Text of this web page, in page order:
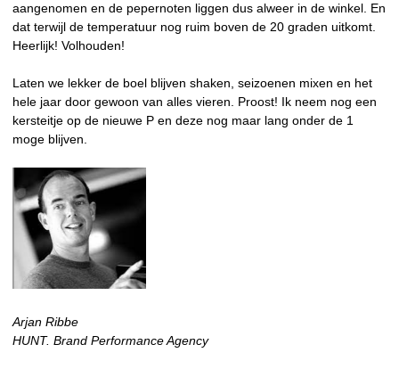
aangenomen en de pepernoten liggen dus alweer in de winkel. En
dat terwijl de temperatuur nog ruim boven de 20 graden uitkomt.
Heerlijk! Volhouden!
Laten we lekker de boel blijven shaken, seizoenen mixen en het
hele jaar door gewoon van alles vieren. Proost! Ik neem nog een
kersteitje op de nieuwe P en deze nog maar lang onder de 1
moge blijven.
Arjan Ribbe
HUNT. Brand Performance Agency